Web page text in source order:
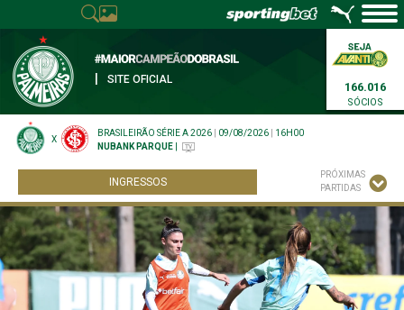
SITE OFICIAL
166.016
SÓCIOS
X
BRASILEIRÃO SÉRIE A 2026 09/08/2026
16H00
NUBANK PARQUE
INGRESSOS
PRÓXIMAS
PARTIDAS